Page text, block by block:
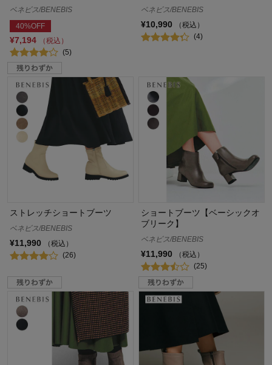
ベネビス/BENEBIS
40%OFF
¥7,194
（税込）
(5)
ベネビス/BENEBIS
¥10,990
（税込）
(4)
ストレッチショートブーツ
ベネビス/BENEBIS
¥11,990
（税込）
(26)
ショートブーツ【ベーシックオ
ブリーク】
ベネビス/BENEBIS
¥11,990
（税込）
(25)